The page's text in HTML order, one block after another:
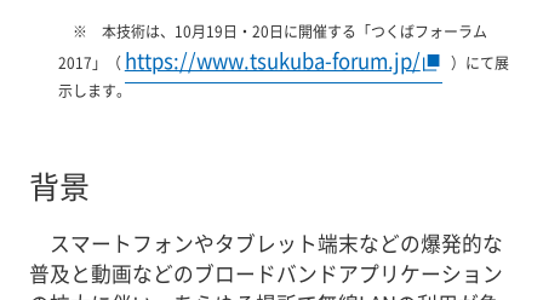
本技術は、10月19日・20日に開催する「つくばフォーラム
2017」（ https://www.tsukuba-forum.jp/
）にて展
示します。
背景
スマートフォンやタブレット端末などの爆発的な
普及と動画などのブロードバンドアプリケーション